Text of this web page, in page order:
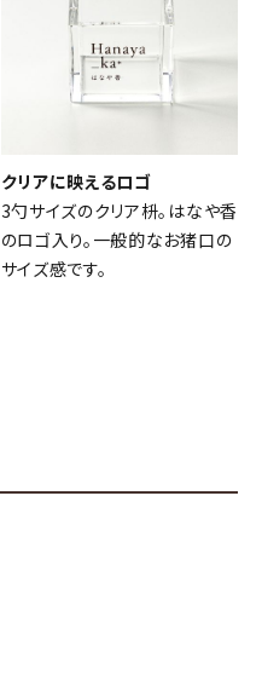
クリアに映えるロゴ
3勺サイズのクリア枡。はなや香
のロゴ入り。一般的なお猪口の
サイズ感です。